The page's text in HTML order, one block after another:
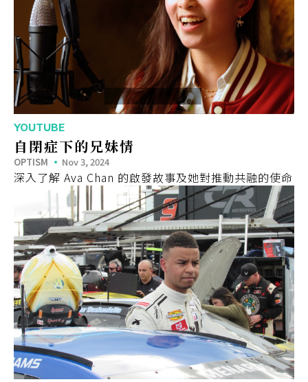
YOUTUBE
自閉症下的兄妹情
OPTISM Nov 3, 2024
深入了解 Ava Chan 的啟發故事及她對推動共融的使命